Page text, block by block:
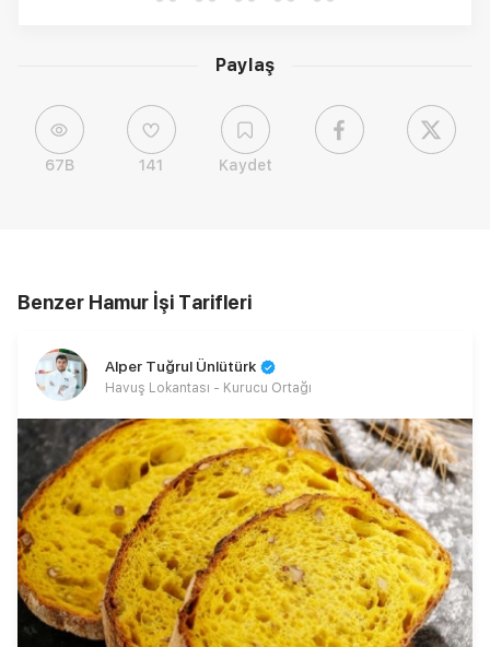
Paylaş
67B 141 Kaydet
Benzer Hamur İşi Tarifleri
Alper Tuğrul Ünlütürk
Havuş Lokantası - Kurucu Ortağı